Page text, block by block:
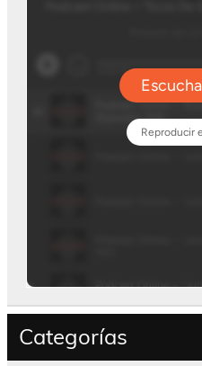
Categorías